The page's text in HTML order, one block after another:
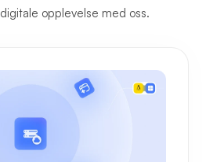
opplevelse med oss.